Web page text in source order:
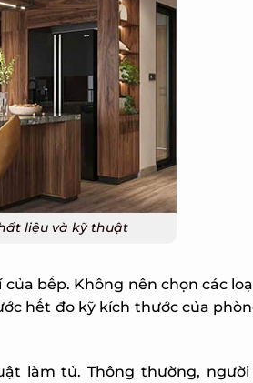
liệu và kỹ thuật
bếp. Không nên chọn các
hết đo kỹ kích thước của
làm tủ. Thông thường, người